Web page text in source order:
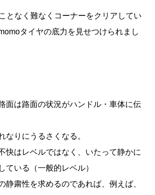
となく難なくコーナーをクリアしてい
タイヤの底力を見せつけられまし
面は路面の状況がハンドル・車体に伝
なりにうるさくなる。
快はレベルではなく、いたって静かに
ている（一般的レベル）
静粛性を求めるのであれば、例えば、